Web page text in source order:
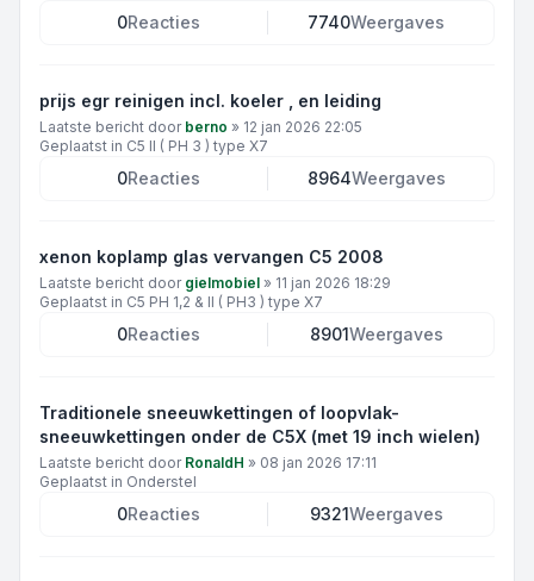
0Reacties 7740Weergaves
prijs egr reinigen incl. koeler , en leiding
Laatste bericht door berno » 12 jan 2026 22:05
Geplaatst in C5 II ( PH 3 ) type X7
0Reacties 8964Weergaves
xenon koplamp glas vervangen C5 2008
Laatste bericht door gielmobiel » 11 jan 2026 18:29
Geplaatst in C5 PH 1,2 & II ( PH3 ) type X7
0Reacties 8901Weergaves
Traditionele sneeuwkettingen of loopvlak-
sneeuwkettingen onder de C5X (met 19 inch wielen)
Laatste bericht door RonaldH » 08 jan 2026 17:11
Geplaatst in Onderstel
0Reacties 9321Weergaves